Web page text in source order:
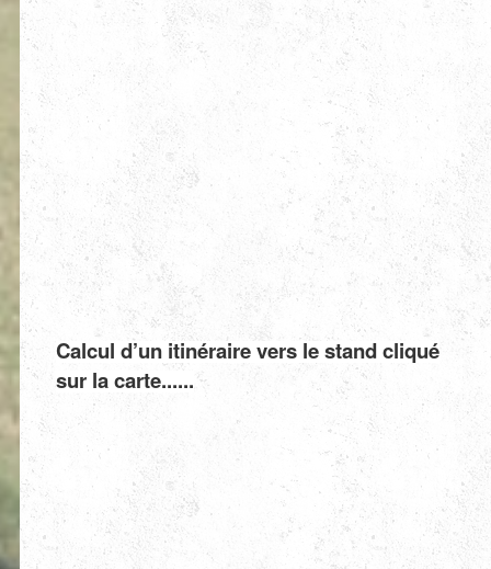
Calcul d’un itinéraire vers le stand cliqué
sur la carte......